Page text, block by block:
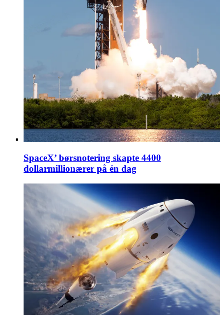
SpaceX’ børsnotering skapte 4400
dollarmillionærer på én dag